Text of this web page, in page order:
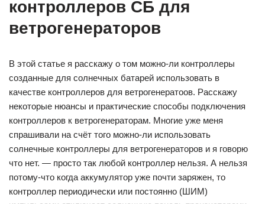
контроллеров СБ для
ветрогенераторов
В этой статье я расскажу о том можно-ли контроллеры
созданные для солнечных батарей использовать в
качестве контроллеров для ветрогенератоов. Расскажу
некоторые нюансы и практические способы подключения
контроллеров к ветрогенераторам. Многие уже меня
спрашивали на счёт того можно-ли использовать
солнечные контроллеры для ветрогенераторов и я говорю
что нет. — просто так любой контроллер нельзя. А нельзя
потому-что когда аккумулятор уже почти заряжен, то
контроллер периодически или постоянно (ШИМ)